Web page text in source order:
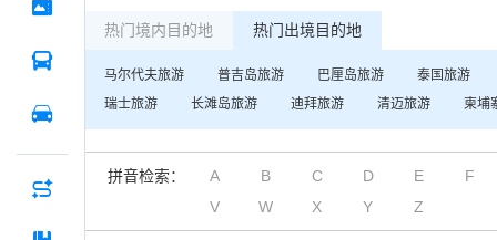
热门境内目的地 热门出境目的地
马尔代夫旅游 普吉岛旅游 巴厘岛旅游 泰国旅游
瑞士旅游 长滩岛旅游 迪拜旅游 清迈旅游 柬埔
拼音检索： A B C D E
F
V
W X Y Z